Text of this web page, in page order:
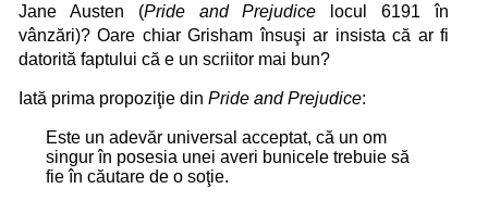
Jane Austen (Pride and Prejudice locul 6191 în
vânzări)? Oare chiar Grisham însuşi ar insista că ar fi
datorită faptului că e un scriitor mai bun?
Iată prima propoziţie din Pride and Prejudice:
Este un adevăr universal acceptat, că un om
singur în posesia unei averi bunicele trebuie să
fie în căutare de o soţie.